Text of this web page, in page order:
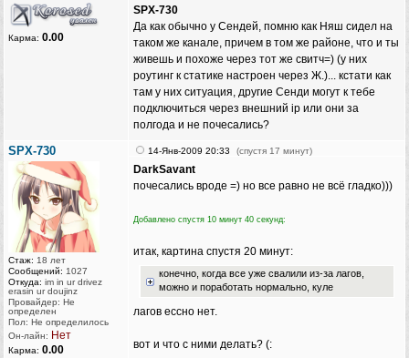
Карма: 0.00
SPX-730
Да как обычно у Сендей, помню как Няш сидел на
таком же канале, причем в том же районе, что и ты
живешь и похоже через тот же свитч=) (у них
роутинг к статике настроен через Ж.)... кстати как
там у них ситуация, другие Сенди могут к тебе
подключиться через внешний ip или они за
полгода и не почесались?
SPX-730
Стаж: 18 лет
Сообщений: 1027
Откуда: im in ur drivez
erasin ur doujinz
Провайдер: Не
определен
Пол: Не определилось
Он-лайн: Нет
Карма: 0.00
14-Янв-2009 20:33 (спустя 17 минут)
DarkSavant
почесались вроде =) но все равно не всё гладко)))
Добавлено спустя 10 минут 40 секунд:
итак, картина спустя 20 минут:
конечно, когда все уже свалили из-за лагов,
можно и поработать нормально, куле
лагов ессно нет.
вот и что с ними делать? (: